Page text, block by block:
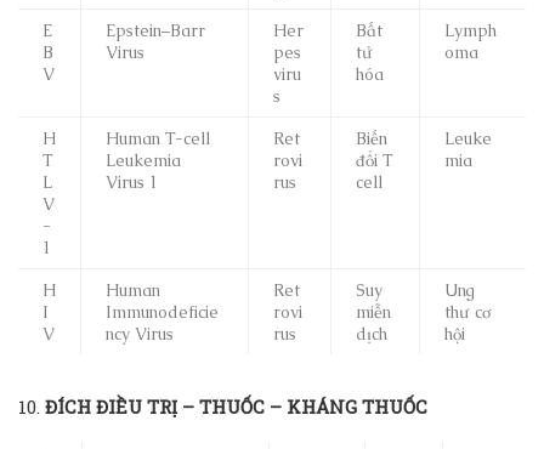
E
B
V
Epstein–Barr
Virus
Her
pes
viru
s
Bất
tử
hóa
Lymph
oma
H
T
L
V
-
1
Human T-cell
Leukemia
Virus 1
Ret
rovi
rus
Biến
đổi T
cell
Leuke
mia
H
I
V
Human
Immunodeficie
ncy Virus
Ret
rovi
rus
Suy
miễn
dịch
Ung
thư cơ
hội
10. ĐÍCH ĐIỀU TRỊ – THUỐC – KHÁNG THUỐC